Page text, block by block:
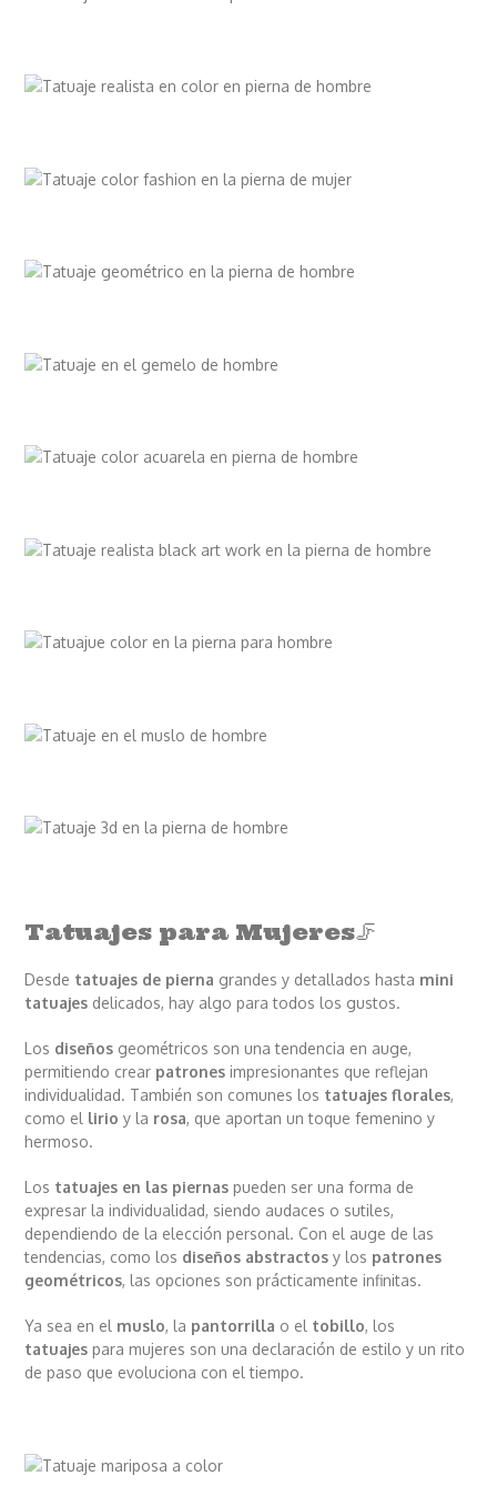
Tatuajes para Mujeres🦵
Desde tatuajes de pierna grandes y detallados hasta mini
tatuajes delicados, hay algo para todos los gustos.
Los diseños geométricos son una tendencia en auge,
permitiendo crear patrones impresionantes que reflejan
individualidad. También son comunes los tatuajes florales,
como el lirio y la rosa, que aportan un toque femenino y
hermoso.
Los tatuajes en las piernas pueden ser una forma de
expresar la individualidad, siendo audaces o sutiles,
dependiendo de la elección personal. Con el auge de las
tendencias, como los diseños abstractos y los patrones
geométricos, las opciones son prácticamente infinitas.
Ya sea en el muslo, la pantorrilla o el tobillo, los
tatuajes para mujeres son una declaración de estilo y un rito
de paso que evoluciona con el tiempo.